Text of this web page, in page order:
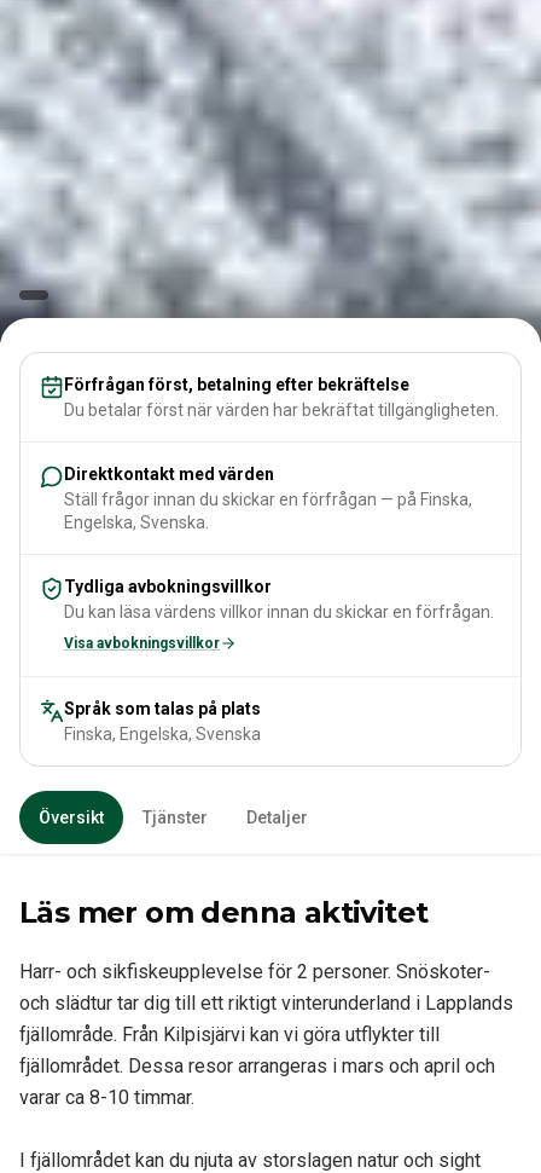
Förfrågan först, betalning efter bekräftelse
Du betalar först när värden har bekräftat tillgängligheten.
Direktkontakt med värden
Ställ frågor innan du skickar en förfrågan — på Finska,
Engelska, Svenska.
Tydliga avbokningsvillkor
Du kan läsa värdens villkor innan du skickar en förfrågan.
Visa avbokningsvillkor
Språk som talas på plats
Finska, Engelska, Svenska
Översikt Tjänster Detaljer
Läs mer om denna aktivitet
Harr- och sikfiskeupplevelse för 2 personer. Snöskoter-
och slädtur tar dig till ett riktigt vinterunderland i Lapplands
fjällområde. Från Kilpisjärvi kan vi göra utflykter till
fjällområdet. Dessa resor arrangeras i mars och april och
varar ca 8-10 timmar.
I fjällområdet kan du njuta av storslagen natur och sight